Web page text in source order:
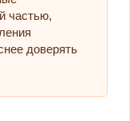
частью,
доверять